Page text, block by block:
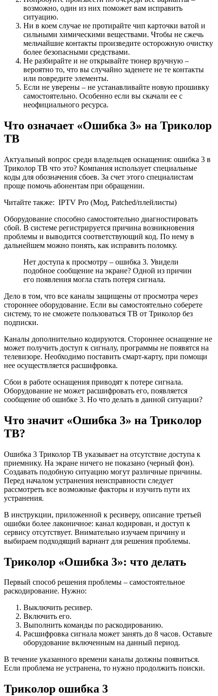
возможно, один из них поможет вам исправить
ситуацию.
Ни в коем случае не протирайте чип карточки ватой и
сильными химическими веществами. Чтобы не сжечь
мельчайшие контакты произведите осторожную очистку
более безопасными средствами.
Не разбирайте и не открывайте тюнер вручную –
вероятно то, что вы случайно заденете не те контакты
или повредите элементы.
Если не уверены – не устанавливайте новую прошивку
самостоятельно. Особенно если вы скачали ее с
неофициального ресурса.
Что означает «Ошибка 3» на Триколор
ТВ
Актуальный вопрос среди владельцев оснащения: ошибка 3 в
Триколор ТВ что это? Компания использует специальные
коды для обозначения сбоев. За счет этого специалистам
проще помочь абонентам при обращении.
Читайте также: IPTV Pro (Мод, Patched/плейлисты)
Оборудование способно самостоятельно диагностировать
сбой. В системе регистрируется причина возникновения
проблемы и выводится соответствующий код. По нему в
дальнейшем можно понять, как исправить поломку.
Нет доступа к просмотру – ошибка 3. Увидели
подобное сообщение на экране? Одной из причин
его появления могла стать потеря сигнала.
Дело в том, что все каналы защищены от просмотра через
стороннее оборудование. Если вы самостоятельно соберете
систему, то не сможете пользоваться ТВ от Триколор без
подписки.
Каналы дополнительно кодируются. Стороннее оснащение не
может получить доступ к сигналу, программы не появятся на
телевизоре. Необходимо поставить смарт-карту, при помощи
нее осуществляется расшифровка.
Сбои в работе оснащения приводят к потере сигнала.
Оборудование не может расшифровать его, появляется
сообщение об ошибке 3. Но что делать в данной ситуации?
Что значит «Ошибка 3» на Триколор
ТВ?
Ошибка 3 Триколор ТВ указывает на отсутствие доступа к
приемнику. На экране ничего не показано (черный фон).
Создавать подобную ситуацию могут различные причины.
Перед началом устранения неисправности следует
рассмотреть все возможные факторы и изучить пути их
устранения.
В инструкции, приложенной к ресиверу, описание третьей
ошибки более лаконичное: канал кодирован, и доступ к
сервису отсутствует. Внимательно изучаем причину и
выбираем подходящий вариант для решения проблемы.
Триколор «Ошибка 3»: что делать
Первый способ решения проблемы – самостоятельное
раскодирование. Нужно:
Выключить ресивер.
Включить его.
Выполнить команды по раскодированию.
Расшифровка сигнала может занять до 8 часов. Оставьте
оборудование включенным на данный период.
В течение указанного времени каналы должны появиться.
Если проблема не устранена, то нужно продолжить поиски.
Триколор ошибка 3